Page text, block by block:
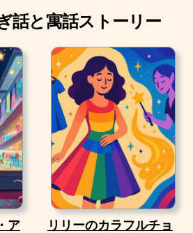
話と寓話ストーリー
ア リリーのカラフルチョ